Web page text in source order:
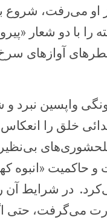
او می‌رفت، شروع
با دو شعار
آوازهای سرخ
واپسین نبرد و
خلق را
تاریخی ۵۰ خالق چنان سلحشوری‌های
حاکمیت «انبوه
در شرایط آن
می‌گرفت، حتی